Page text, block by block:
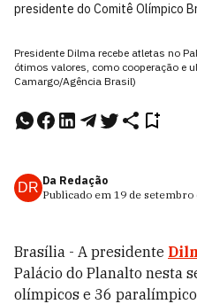
presidente do Comitê Olímpico
Presidente Dilma recebe atletas no
ótimos valores, como cooperação e
Camargo/Agência Brasil)
DR Da Redação
Publicado em 19 de setembro
Brasília - A presidente
Palácio do Planalto nesta
olímpicos e 36